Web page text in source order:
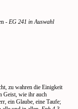
- EG 241 in Auswahl
zu wahren die Einigkeit
Geist, wie ihr auch
ein Glaube, eine Taufe;